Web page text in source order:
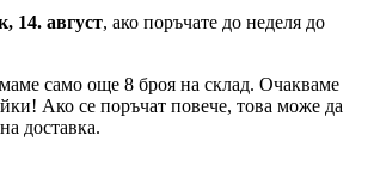
14. август, ако поръчате до неделя до
само още 8 броя на склад. Очакваме
Ако се поръчат повече, това може да
доставка.